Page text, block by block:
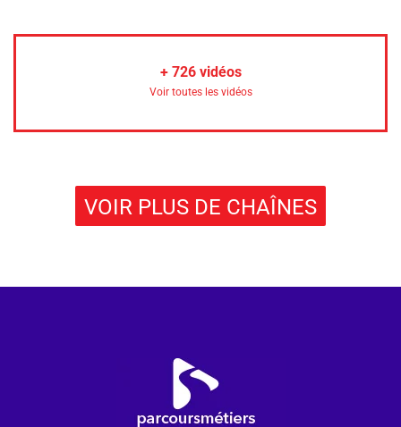
+ 726vidéos
Voir toutes les vidéos
VOIR PLUS DE CHAÎNES